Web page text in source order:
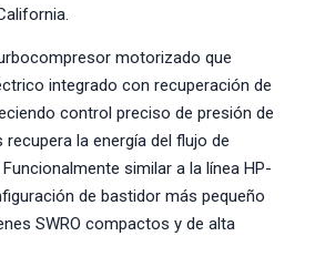
motorizado que
integrado con recuperación de
control preciso de presión de
la energía del flujo de
similar a la línea HP-
de bastidor más pequeño
SWRO compactos y de alta